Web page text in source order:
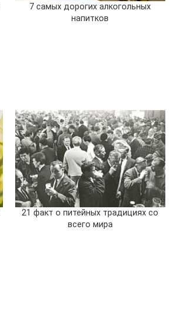
7 самых дорогих алкогольных
напитков
21 факт о питейных традициях со
всего мира